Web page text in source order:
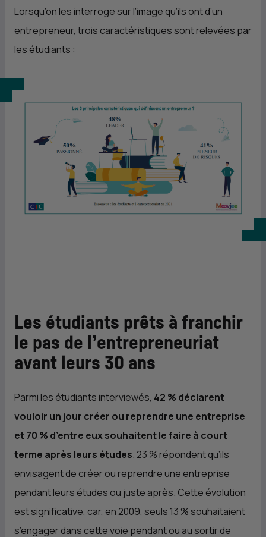
Lorsqu’on les interroge sur l’image qu’ils ont d’un
entrepreneur, trois caractéristiques sont relevées par
les étudiants :
Les étudiants prêts à franchir
le pas de l’entrepreneuriat
avant leurs 30 ans
Parmi les étudiants interviewés, 42 % déclarent
vouloir un jour créer ou reprendre une entreprise
et 70 % d’entre eux souhaitent le faire à court
terme après leurs études. 23 % répondent qu’ils
envisagent de créer ou reprendre une entreprise
pendant leurs études ou juste après. Cette évolution
est significative, car, en 2009, seuls 13 % souhaitaient
s’engager dans cette voie pendant ou au sortir de